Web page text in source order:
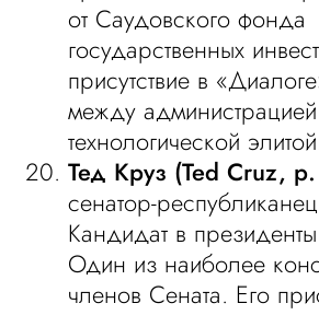
от Саудовского фонда
государственных
присутствие в
между
технологической
Тед Круз (Ted Cruz,
сенатор-
Кандидат в
Один из наиболее
членов Сената. Его